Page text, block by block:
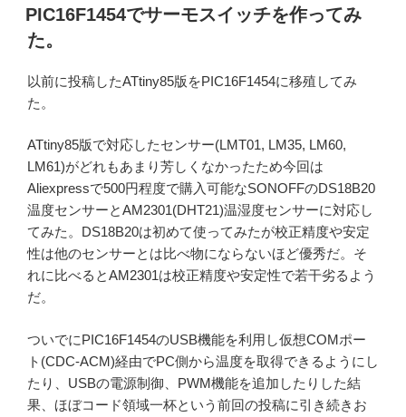
稿
日:
PIC16F1454でサーモスイッチを作ってみ
た。
以前に投稿したATtiny85版をPIC16F1454に移殖してみ
た。
ATtiny85版で対応したセンサー(LMT01, LM35, LM60,
LM61)がどれもあまり芳しくなかったため今回は
Aliexpressで500円程度で購入可能なSONOFFのDS18B20
温度センサーとAM2301(DHT21)温湿度センサーに対応し
てみた。DS18B20は初めて使ってみたが校正精度や安定
性は他のセンサーとは比べ物にならないほど優秀だ。そ
れに比べるとAM2301は校正精度や安定性で若干劣るよう
だ。
ついでにPIC16F1454のUSB機能を利用し仮想COMポー
ト(CDC-ACM)経由でPC側から温度を取得できるようにし
たり、USBの電源制御、PWM機能を追加したりした結
果、ほぼコード領域一杯という前回の投稿に引き続きお